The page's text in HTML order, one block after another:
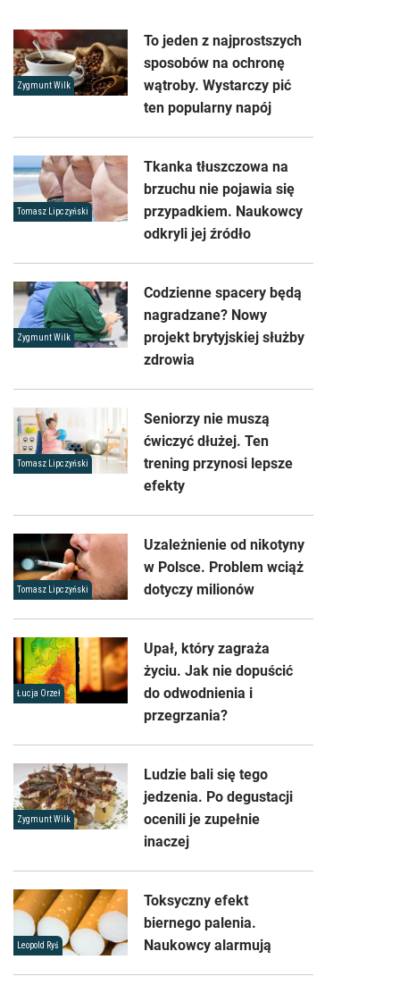
Zygmunt Wilk
To jeden z najprostszych
sposobów na ochronę
wątroby. Wystarczy pić
ten popularny napój
Tomasz Lipczyński
Tkanka tłuszczowa na
brzuchu nie pojawia się
przypadkiem. Naukowcy
odkryli jej źródło
Zygmunt Wilk
Codzienne spacery będą
nagradzane? Nowy
projekt brytyjskiej służby
zdrowia
Tomasz Lipczyński
Seniorzy nie muszą
ćwiczyć dłużej. Ten
trening przynosi lepsze
efekty
Tomasz Lipczyński
Uzależnienie od nikotyny
w Polsce. Problem wciąż
dotyczy milionów
Łucja Orzeł
Upał, który zagraża
życiu. Jak nie dopuścić
do odwodnienia i
przegrzania?
Zygmunt Wilk
Ludzie bali się tego
jedzenia. Po degustacji
ocenili je zupełnie
inaczej
Leopold Ryś
Toksyczny efekt
biernego palenia.
Naukowcy alarmują